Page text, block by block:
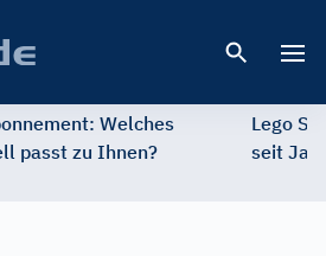
Welches
passt zu Ihnen?
Lego
seit